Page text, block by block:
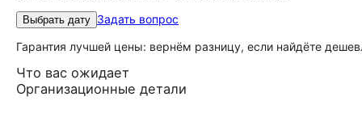
Выбрать дату Задать вопрос
Гарантия лучшей цены: вернём разницу, если найдёте
Что вас ожидает
Организационные детали